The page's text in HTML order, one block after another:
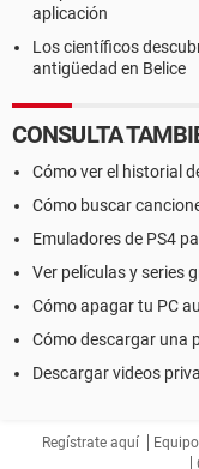
aplicación
Los científicos
antigüedad en Belice
CONSULTA
Cómo ver el historial
Cómo buscar
Emuladores de PS4
Ver películas y series
Cómo apagar tu PC
Cómo descargar una
Descargar videos
Regístrate aquí Equipo